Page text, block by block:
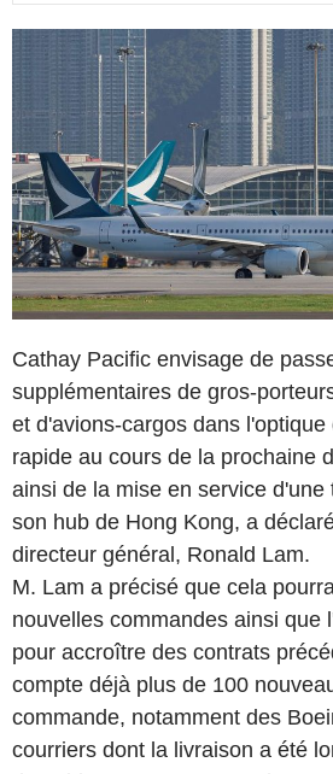
Cathay Pacific envisage de
supplémentaires de gros-
et d'avions-cargos dans l'optique
rapide au cours de la prochaine
ainsi de la mise en service d'une
son hub de Hong Kong, a
directeur général, Ronald Lam.
M. Lam a précisé que cela
nouvelles commandes ainsi que
pour accroître des contrats
compte déjà plus de 100
commande, notamment des
courriers dont la livraison a été